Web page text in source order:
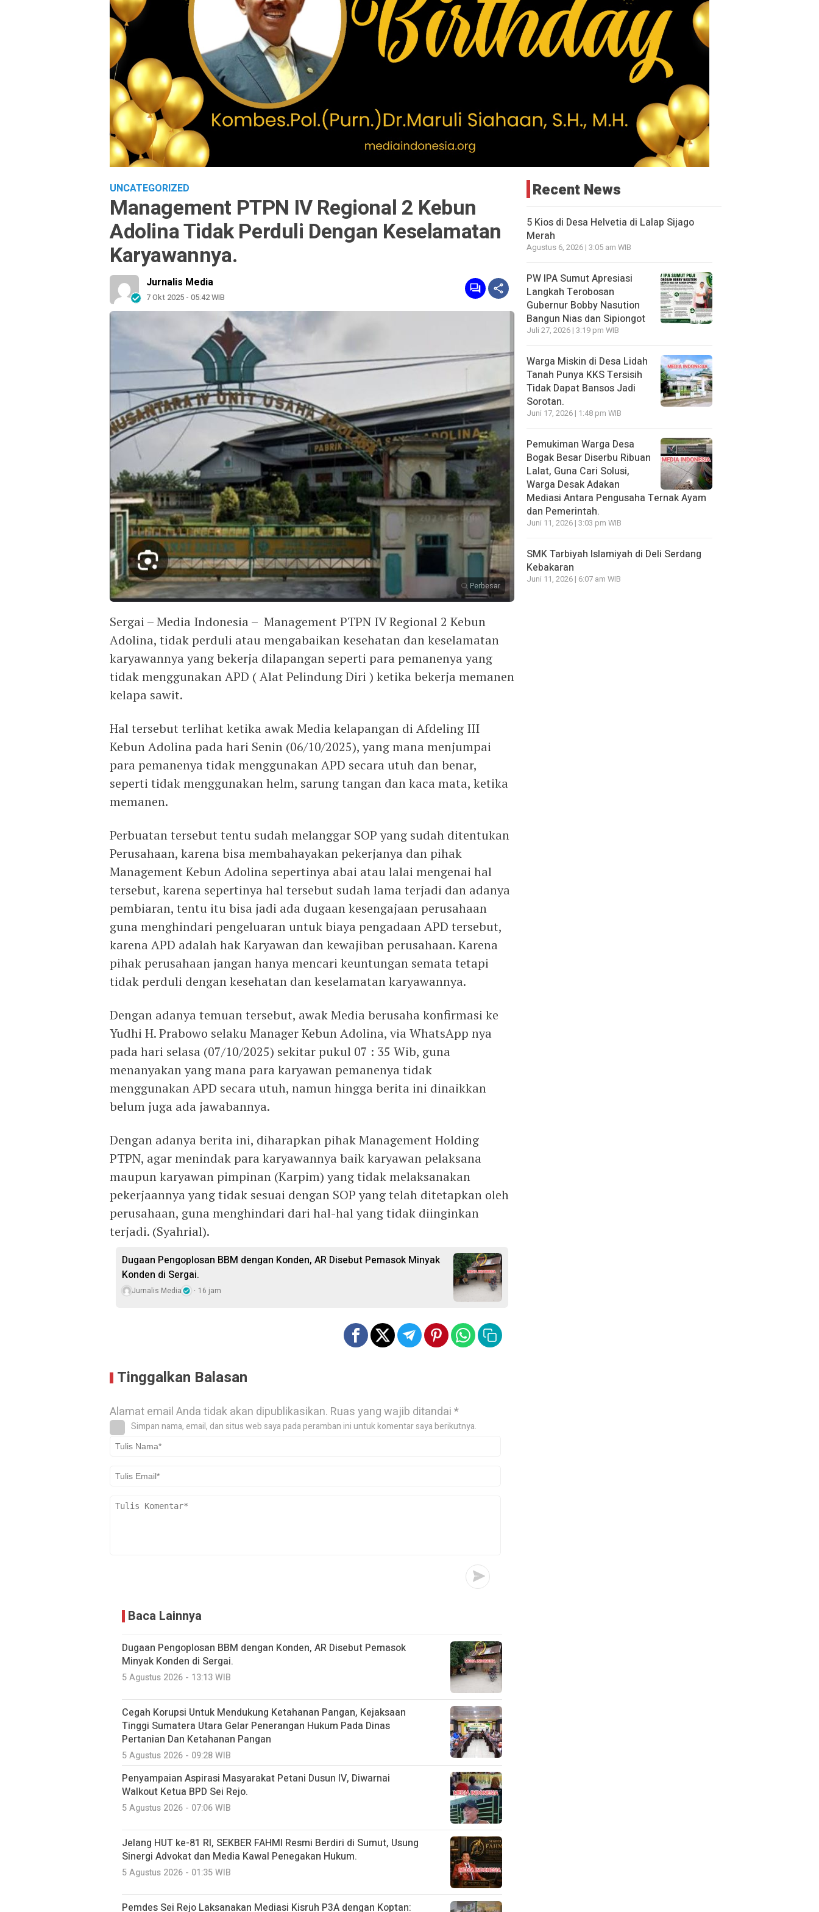
UNCATEGORIZED
Management PTPN IV Regional 2 Kebun
Adolina Tidak Perduli Dengan Keselamatan
Karyawannya.
Jurnalis Media
7 Okt 2025 - 05:42 WIB
Perbesar
Sergai – Media Indonesia – Management PTPN IV Regional 2 Kebun
Adolina, tidak perduli atau mengabaikan kesehatan dan keselamatan
karyawannya yang bekerja dilapangan seperti para pemanenya yang
tidak menggunakan APD ( Alat Pelindung Diri ) ketika bekerja memanen
kelapa sawit.
Hal tersebut terlihat ketika awak Media kelapangan di Afdeling III
Kebun Adolina pada hari Senin (06/10/2025), yang mana menjumpai
para pemanenya tidak menggunakan APD secara utuh dan benar,
seperti tidak menggunakan helm, sarung tangan dan kaca mata, ketika
memanen.
Perbuatan tersebut tentu sudah melanggar SOP yang sudah ditentukan
Perusahaan, karena bisa membahayakan pekerjanya dan pihak
Management Kebun Adolina sepertinya abai atau lalai mengenai hal
tersebut, karena sepertinya hal tersebut sudah lama terjadi dan adanya
pembiaran, tentu itu bisa jadi ada dugaan kesengajaan perusahaan
guna menghindari pengeluaran untuk biaya pengadaan APD tersebut,
karena APD adalah hak Karyawan dan kewajiban perusahaan. Karena
pihak perusahaan jangan hanya mencari keuntungan semata tetapi
tidak perduli dengan kesehatan dan keselamatan karyawannya.
Dengan adanya temuan tersebut, awak Media berusaha konfirmasi ke
Yudhi H. Prabowo selaku Manager Kebun Adolina, via WhatsApp nya
pada hari selasa (07/10/2025) sekitar pukul 07 : 35 Wib, guna
menanyakan yang mana para karyawan pemanenya tidak
menggunakan APD secara utuh, namun hingga berita ini dinaikkan
belum juga ada jawabannya.
Dengan adanya berita ini, diharapkan pihak Management Holding
PTPN, agar menindak para karyawannya baik karyawan pelaksana
maupun karyawan pimpinan (Karpim) yang tidak melaksanakan
pekerjaannya yang tidak sesuai dengan SOP yang telah ditetapkan oleh
perusahaan, guna menghindari dari hal-hal yang tidak diinginkan
terjadi. (Syahrial).
Dugaan Pengoplosan BBM dengan Konden, AR Disebut Pemasok Minyak
Konden di Sergai.
Jurnalis Media 16 jam
Tinggalkan Balasan
Alamat email Anda tidak akan dipublikasikan. Ruas yang wajib ditandai*
Simpan nama, email, dan situs web saya pada peramban ini untuk komentar saya berikutnya.
Baca Lainnya
Dugaan Pengoplosan BBM dengan Konden, AR Disebut Pemasok
Minyak Konden di Sergai.
5 Agustus 2026 - 13:13 WIB
Cegah Korupsi Untuk Mendukung Ketahanan Pangan, Kejaksaan
Tinggi Sumatera Utara Gelar Penerangan Hukum Pada Dinas
Pertanian Dan Ketahanan Pangan
5 Agustus 2026 - 09:28 WIB
Penyampaian Aspirasi Masyarakat Petani Dusun IV, Diwarnai
Walkout Ketua BPD Sei Rejo.
5 Agustus 2026 - 07:06 WIB
Jelang HUT ke-81 RI, SEKBER FAHMI Resmi Berdiri di Sumut, Usung
Sinergi Advokat dan Media Kawal Penegakan Hukum.
5 Agustus 2026 - 01:35 WIB
Pemdes Sei Rejo Laksanakan Mediasi Kisruh P3A dengan Koptan:
Recent News
5 Kios di Desa Helvetia di Lalap Sijago
Merah
Agustus 6, 2026 | 3:05 am WIB
PW IPA Sumut Apresiasi
Langkah Terobosan
Gubernur Bobby Nasution
Bangun Nias dan Sipiongot
Juli 27, 2026 | 3:19 pm WIB
Warga Miskin di Desa Lidah
Tanah Punya KKS Tersisih
Tidak Dapat Bansos Jadi
Sorotan.
Juni 17, 2026 | 1:48 pm WIB
Pemukiman Warga Desa
Bogak Besar Diserbu Ribuan
Lalat, Guna Cari Solusi,
Warga Desak Adakan
Mediasi Antara Pengusaha Ternak Ayam
dan Pemerintah.
Juni 11, 2026 | 3:03 pm WIB
SMK Tarbiyah Islamiyah di Deli Serdang
Kebakaran
Juni 11, 2026 | 6:07 am WIB